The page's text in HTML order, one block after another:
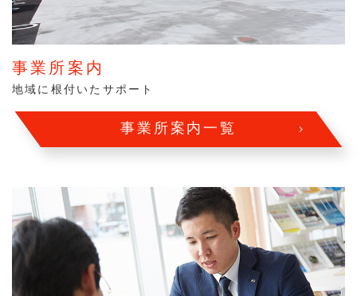
事業所案内
地域に根付いたサポート
事業所案内一覧